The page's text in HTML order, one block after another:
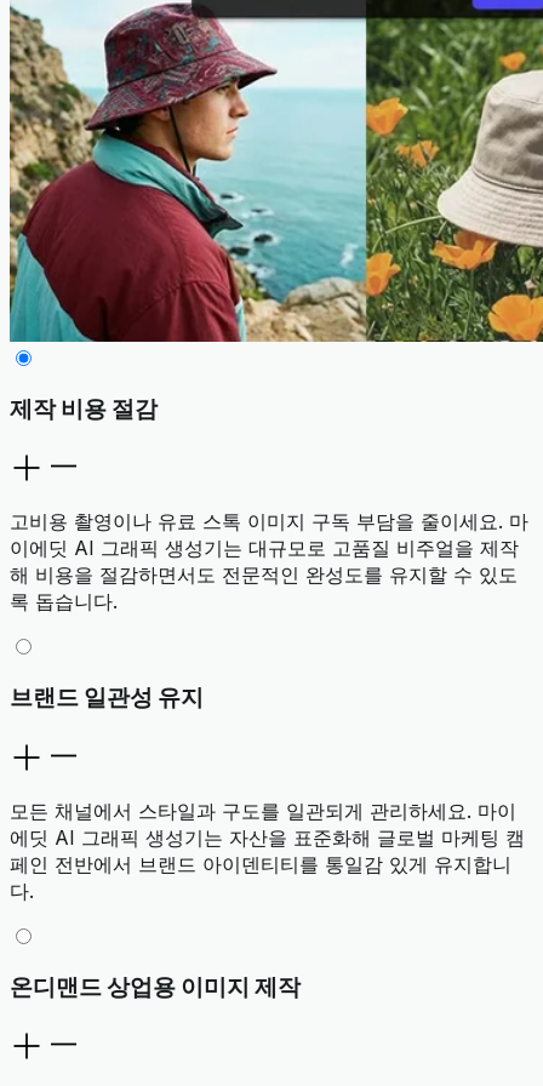
제작 비용 절감
고비용 촬영이나 유료 스톡 이미지 구독 부담을 줄이세요. 마
이에딧 AI 그래픽 생성기는 대규모로 고품질 비주얼을 제작
해 비용을 절감하면서도 전문적인 완성도를 유지할 수 있도
록 돕습니다.
브랜드 일관성 유지
모든 채널에서 스타일과 구도를 일관되게 관리하세요. 마이
에딧 AI 그래픽 생성기는 자산을 표준화해 글로벌 마케팅 캠
페인 전반에서 브랜드 아이덴티티를 통일감 있게 유지합니
다.
온디맨드 상업용 이미지 제작